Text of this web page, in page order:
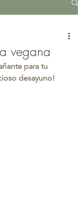
vegana
para tu
desayuno!